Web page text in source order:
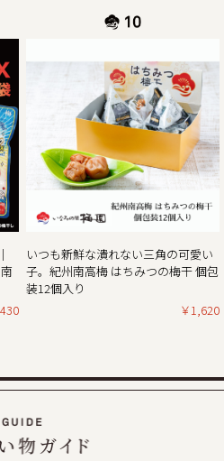
れますのであらかじめのご注
い物で「ポイント5倍付与キャ
御礼申し上げます。
る「秋・冬お買い得企画」を
て11月1日より当ショップのお
与キャンペーンを開催してお
元に計算しております）
ンとなっていますので、ぜひ
「紀州南高梅」をご賞味くだ
開催！2024年最終セール
セットが大変お得にお買い求
お客様全員に「金山寺味噌」も
いつも新鮮な潰れない三角の可愛い
子。紀州南高梅 はちみつの梅干 個包
装12個入り
￥1,620